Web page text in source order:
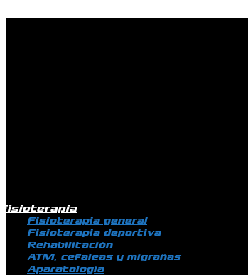
Fisioterapia general
Fisioterapia deportiva
Rehabilitación
ATM, cefaleas y migrañas
Aparatología